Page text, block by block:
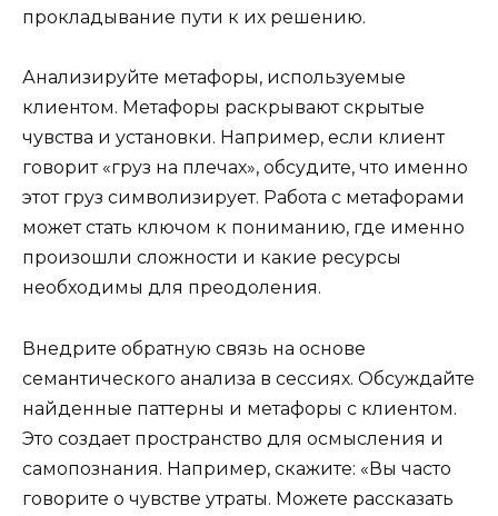
прокладывание пути к их решению.
Анализируйте метафоры, используемые
клиентом. Метафоры раскрывают скрытые
чувства и установки. Например, если клиент
говорит «груз на плечах», обсудите, что именно
этот груз символизирует. Работа с метафорами
может стать ключом к пониманию, где именно
произошли сложности и какие ресурсы
необходимы для преодоления.
Внедрите обратную связь на основе
семантического анализа в сессиях. Обсуждайте
найденные паттерны и метафоры с клиентом.
Это создает пространство для осмысления и
самопознания. Например, скажите: «Вы часто
говорите о чувстве утраты. Можете рассказать